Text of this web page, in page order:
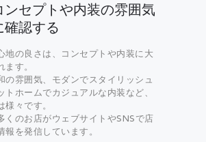
ンセプトや内装の雰囲気
確認する
地の良さは、コンセプトや内装に大
す。
の雰囲気、モダンでスタイリッシュ
トホームでカジュアルな内装など、
々です。
くのお店がウェブサイトやSNSで店
報を発信しています。